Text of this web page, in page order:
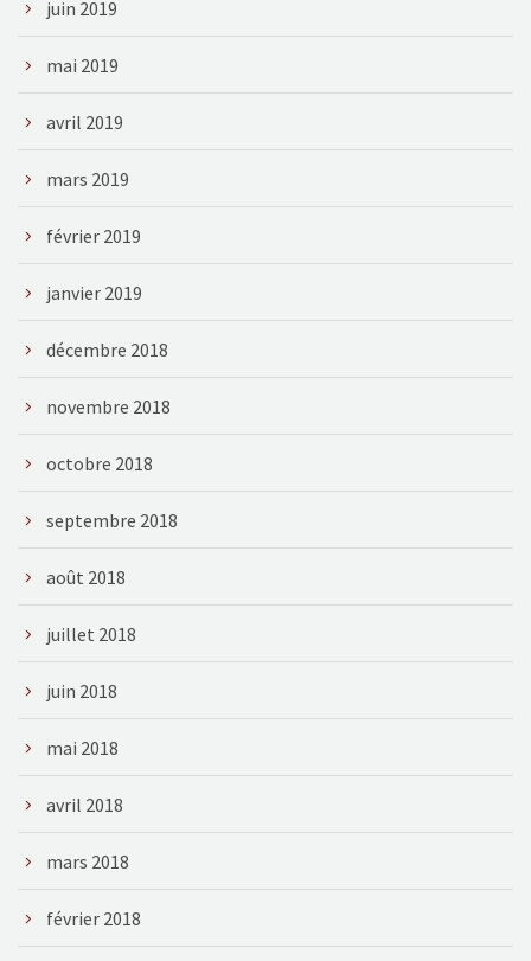
juin 2019
mai 2019
avril 2019
mars 2019
février 2019
janvier 2019
décembre 2018
novembre 2018
octobre 2018
septembre 2018
août 2018
juillet 2018
juin 2018
mai 2018
avril 2018
mars 2018
février 2018